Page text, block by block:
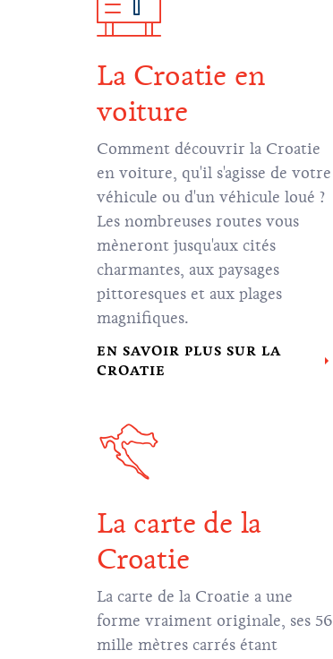
La Croatie en
voiture
Comment découvrir la Croatie
en voiture, qu'il s'agisse de votre
véhicule ou d'un véhicule loué ?
Les nombreuses routes vous
mèneront jusqu'aux cités
charmantes, aux paysages
pittoresques et aux plages
magnifiques.
EN SAVOIR PLUS SUR LA
CROATIE
La carte de la
Croatie
La carte de la Croatie a une
forme vraiment originale, ses 56
mille mètres carrés étant